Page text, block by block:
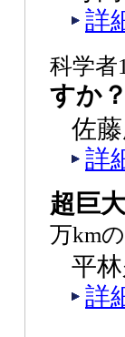
詳
科学者
すか？
佐
詳
超巨
万km
平
詳